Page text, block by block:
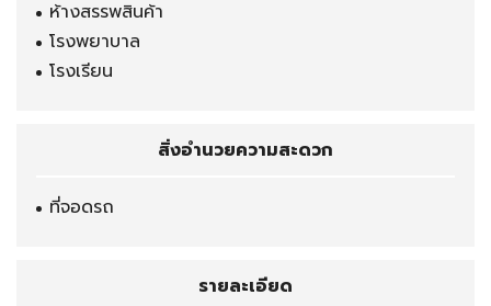
ห้างสรรพสินค้า
โรงพยาบาล
โรงเรียน
สิ่งอำนวยความสะดวก
ที่จอดรถ
รายละเอียด